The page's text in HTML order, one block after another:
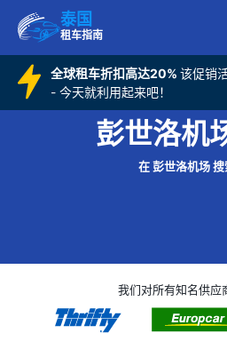
泰国
租车指南
全球租车折扣高达20% 该促销
- 今天就利用起来吧！
彭世洛机
在 彭世洛机场
我们对所有知名供应